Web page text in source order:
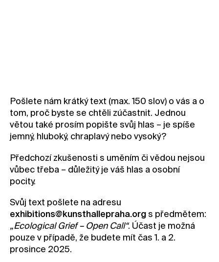
Pošlete nám krátký text (max. 150 slov) o vás a o
tom, proč byste se chtěli zúčastnit. Jednou
větou také prosím popište svůj hlas – je spíše
jemný, hluboký, chraplavý nebo vysoký?
Předchozí zkušenosti s uměním či vědou nejsou
vůbec třeba – důležitý je váš hlas a osobní
pocity.
Svůj text pošlete na adresu
exhibitions@kunsthallepraha.org s předmětem:
„Ecological Grief – Open Call“. Účast je možná
pouze v případě, že budete mít čas 1. a 2.
prosince 2025.